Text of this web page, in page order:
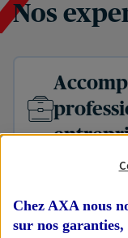
Nos
Comme vous,
bâtissons
protéger votre
vous-même et
Chez AXA nous
sur nos garanties,